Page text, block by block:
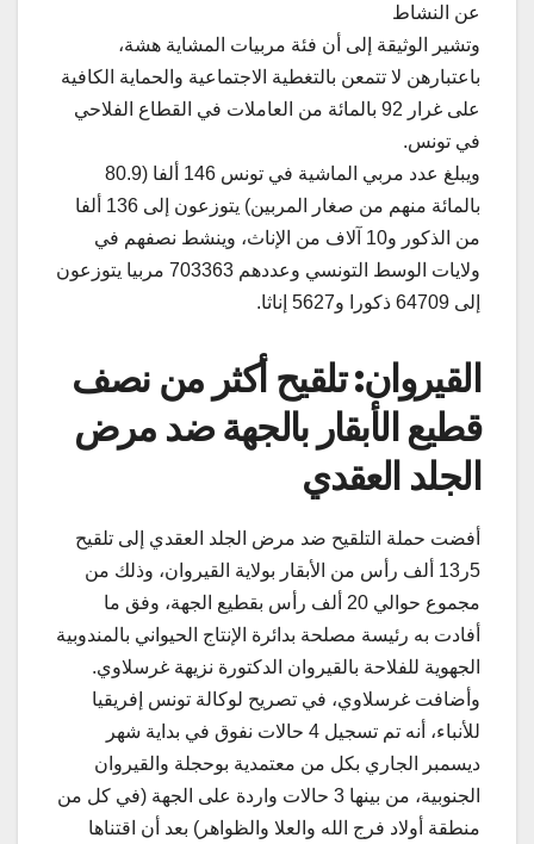
عن النشاط
وتشير الوثيقة إلى أن فئة مربيات المشاية هشة،
باعتبارهن لا تتمعن بالتغطية الاجتماعية والحماية الكافية
على غرار 92 بالمائة من العاملات في القطاع الفلاحي
في تونس.
ويبلغ عدد مربي الماشية في تونس 146 ألفا (80.9
بالمائة منهم من صغار المربين) يتوزعون إلى 136 ألفا
من الذكور و10 آلاف من الإناث، وينشط نصفهم في
ولايات الوسط التونسي وعددهم 703363 مربيا يتوزعون
إلى 64709 ذكورا و5627 إناثا.
القيروان: تلقيح أكثر من نصف
قطيع الأبقار بالجهة ضد مرض
الجلد العقدي
أفضت حملة التلقيح ضد مرض الجلد العقدي إلى تلقيح
5ر13 ألف رأس من الأبقار بولاية القيروان، وذلك من
مجموع حوالي 20 ألف رأس بقطيع الجهة، وفق ما
أفادت به رئيسة مصلحة بدائرة الإنتاج الحيواني بالمندوبية
الجهوية للفلاحة بالقيروان الدكتورة نزيهة غرسلاوي.
وأضافت غرسلاوي، في تصريح لوكالة تونس إفريقيا
للأنباء، أنه تم تسجيل 4 حالات نفوق في بداية شهر
ديسمبر الجاري بكل من معتمدية بوحجلة والقيروان
الجنوبية، من بينها 3 حالات واردة على الجهة (في كل من
منطقة أولاد فرج الله والعلا والظواهر) بعد أن اقتناها